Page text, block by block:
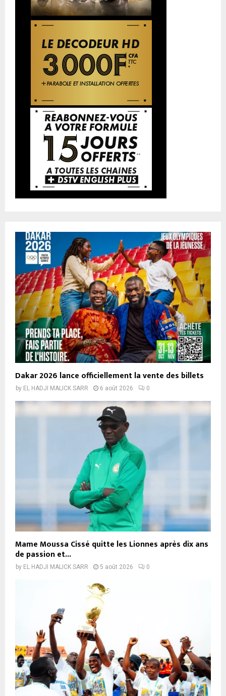
Dakar 2026 lance officiellement la vente des billets
by EL HADJI MALICK SARR 6 août 2026 0
Mame Moussa Cissé quitte les Lionnes après dix ans
de passion et...
by EL HADJI MALICK SARR 5 août 2026 0